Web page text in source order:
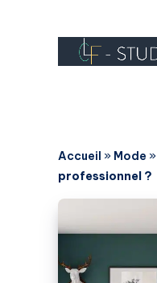
Accueil » Mode »
professionnel ?